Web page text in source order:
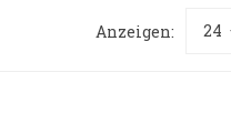
Anzeigen: